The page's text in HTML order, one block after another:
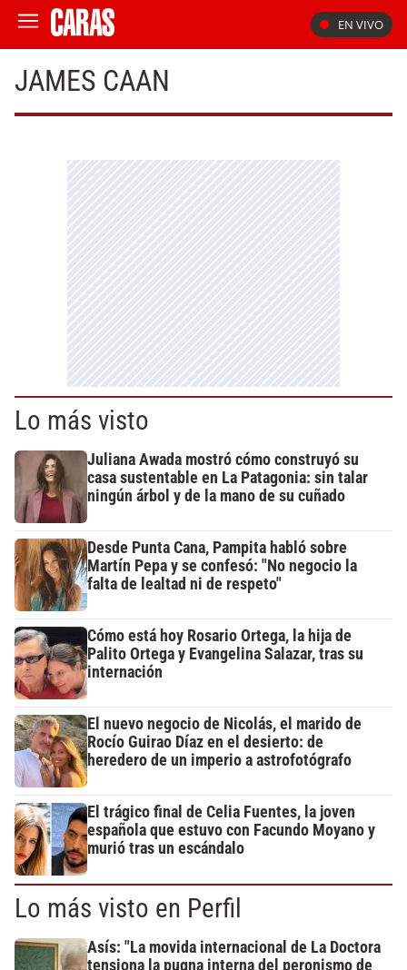
EN VIVO
JAMES CAAN
Lo más visto
Juliana Awada mostró cómo construyó su
casa sustentable en La Patagonia: sin talar
ningún árbol y de la mano de su cuñado
Desde Punta Cana, Pampita habló sobre
Martín Pepa y se confesó: "No negocio la
falta de lealtad ni de respeto"
Cómo está hoy Rosario Ortega, la hija de
Palito Ortega y Evangelina Salazar, tras su
internación
El nuevo negocio de Nicolás, el marido de
Rocío Guirao Díaz en el desierto: de
heredero de un imperio a astrofotógrafo
El trágico final de Celia Fuentes, la joven
española que estuvo con Facundo Moyano y
murió tras un escándalo
Lo más visto en Perfil
Asís: "La movida internacional de La Doctora
tensiona la pugna interna del peronismo de